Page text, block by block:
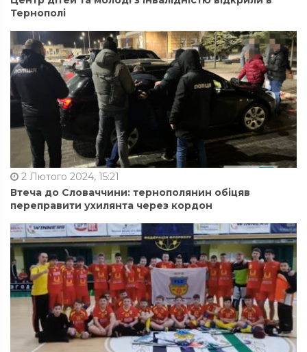
Тернополі
2 Лютого 2024, 15:21
Втеча до Словаччини: тернополянин обіцяв
переправити ухилянта через кордон